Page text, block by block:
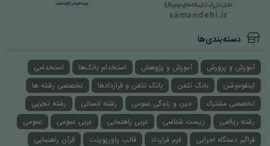
دسته‌بندی‌ها
آموزش و پرورش آموزش و پژوهش استخدام بانک‌ها
استخدامی
اینفوموشن
بانک تلفن بانک تلفن و قراردادها
تخصصی رشته ها
تخصصی مشترک
دین و زندگی عمومی رشته انسانی
رشته تجربی
رشته ریاضی
زیست شناسی عربی راهنمایی عربی عمومی
عمومی
فراگیر دستگاه اجرایی
فرم قرارداد قالب پاورپوینت
قرآن راهنمایی